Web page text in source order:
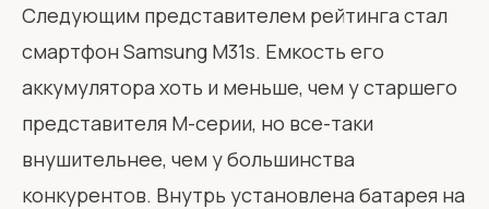
Следующим представителем рейтинга стал
смартфон Samsung M31s. Емкость его
аккумулятора хоть и меньше, чем у старшего
представителя М-серии, но все-таки
внушительнее, чем у большинства
конкурентов. Внутрь установлена батарея на